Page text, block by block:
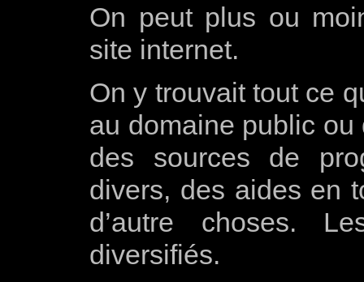
On peut plus ou
site internet.
On y trouvait tout ce
au domaine public
des sources de
divers, des aides en
d’autre choses.
diversifiés.